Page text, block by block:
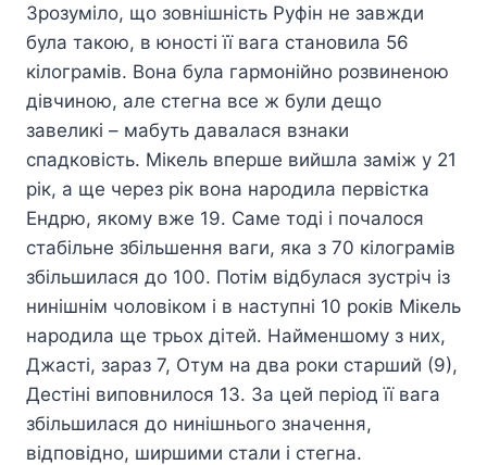
Зрозуміло, що зовнішність Руфін не завжди
була такою, в юності її вага становила 56
кілограмів. Вона була гармонійно розвиненою
дівчиною, але стегна все ж були дещо
завеликі – мабуть давалася взнаки
спадковість. Мікель вперше вийшла заміж у 21
рік, а ще через рік вона народила первістка
Ендрю, якому вже 19. Саме тоді і почалося
стабільне збільшення ваги, яка з 70 кілограмів
збільшилася до 100. Потім відбулася зустріч із
нинішнім чоловіком і в наступні 10 років Мікель
народила ще трьох дітей. Найменшому з них,
Джасті, зараз 7, Отум на два роки старший (9),
Дестіні виповнилося 13. За цей період її вага
збільшилася до нинішнього значення,
відповідно, ширшими стали і стегна.